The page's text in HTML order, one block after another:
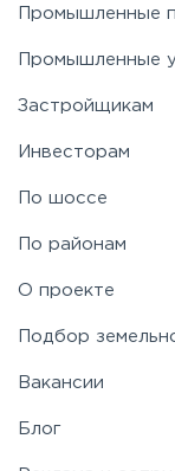
Рогачёвское
Промышленные
Промышленные
Застройщикам
Инвесторам
По шоссе
По районам
О проекте
Подбор
Вакансии
Блог